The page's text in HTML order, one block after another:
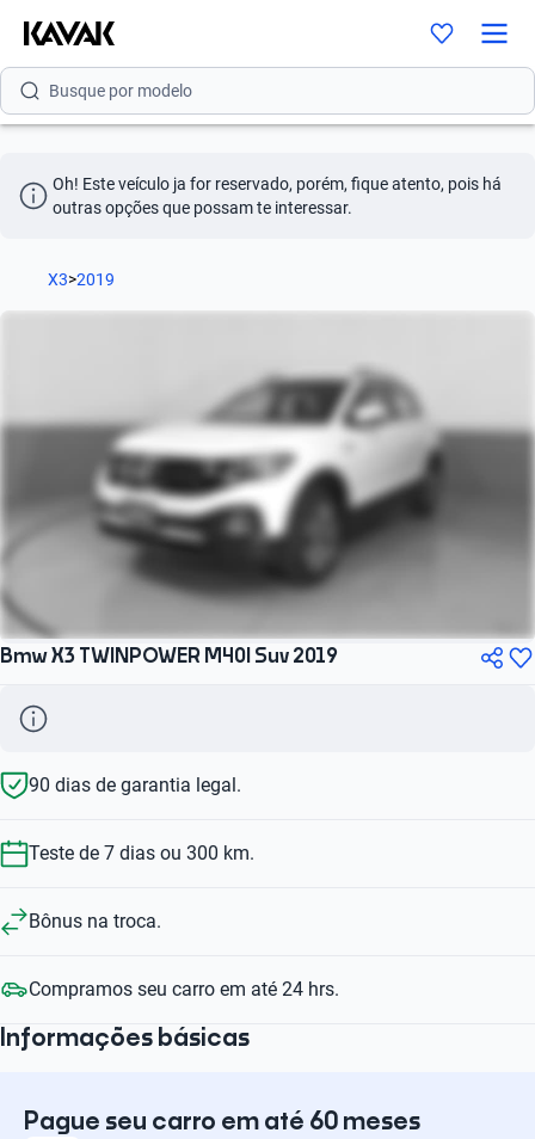
Busque por modelo
Busque por versão
Busque por marca
Busque por versão
Oh! Este veículo ja for reservado, porém, fique atento, pois há
outras opções que possam te interessar.
X3>2019
Bmw X3 TWINPOWER M40I Suv 2019
90 dias de garantia legal.
Teste de 7 dias ou 300 km.
Bônus na troca.
Compramos seu carro em até 24 hrs.
Informações básicas
Pague seu carro em até 60 meses